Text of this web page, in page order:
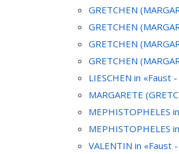
GRETCHEN
GRETCHEN
GRETCHEN
GRETCHEN
LIESCHEN in «Faust
MARGARETE
MEPHISTOPHELES
MEPHISTOPHELES
VALENTIN in «Faust